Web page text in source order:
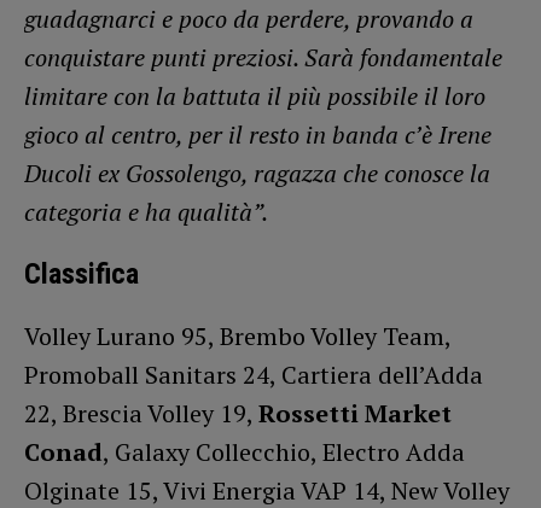
guadagnarci e poco da perdere, provando a
conquistare punti preziosi. Sarà fondamentale
limitare con la battuta il più possibile il loro
gioco al centro, per il resto in banda c’è Irene
Ducoli ex Gossolengo, ragazza che conosce la
categoria e ha qualità”.
Classifica
Volley Lurano 95, Brembo Volley Team,
Promoball Sanitars 24, Cartiera dell’Adda
22, Brescia Volley 19, Rossetti Market
Conad, Galaxy Collecchio, Electro Adda
Olginate 15, Vivi Energia VAP 14, New Volley